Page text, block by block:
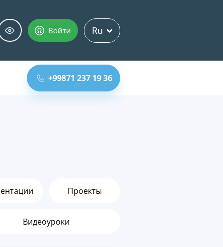
Войти Ru
+99871 237 19 36
Проекты
Видеоуроки